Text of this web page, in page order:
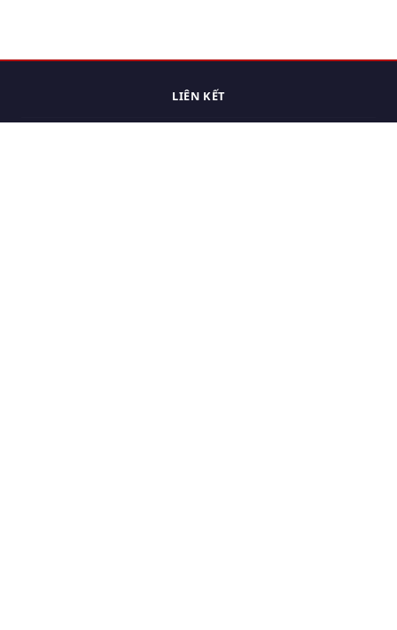
LIÊN KẾT